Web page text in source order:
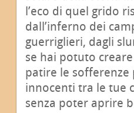
l’eco di quel grido
dall’inferno dei
guerriglieri, dagli
se hai potuto
patire le
innocenti tra le tue
senza poter aprire